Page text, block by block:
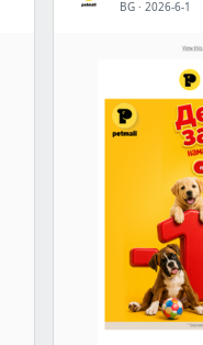
BG · 2026-6-1